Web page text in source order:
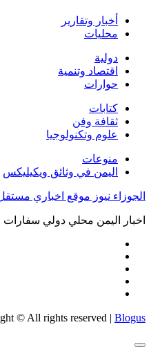
أخبار وتقارير
محليات
دولية
اقتصاد وتنمية
حوارات
كتابات
ثقافة وفن
علوم وتكنولوجيا
منوعات
اليمن في وثائق ويكيليكس
الجوزاء نيوز موقع اخباري
اخبار اليمن محلي دولي
© All rights reserved | Blogus